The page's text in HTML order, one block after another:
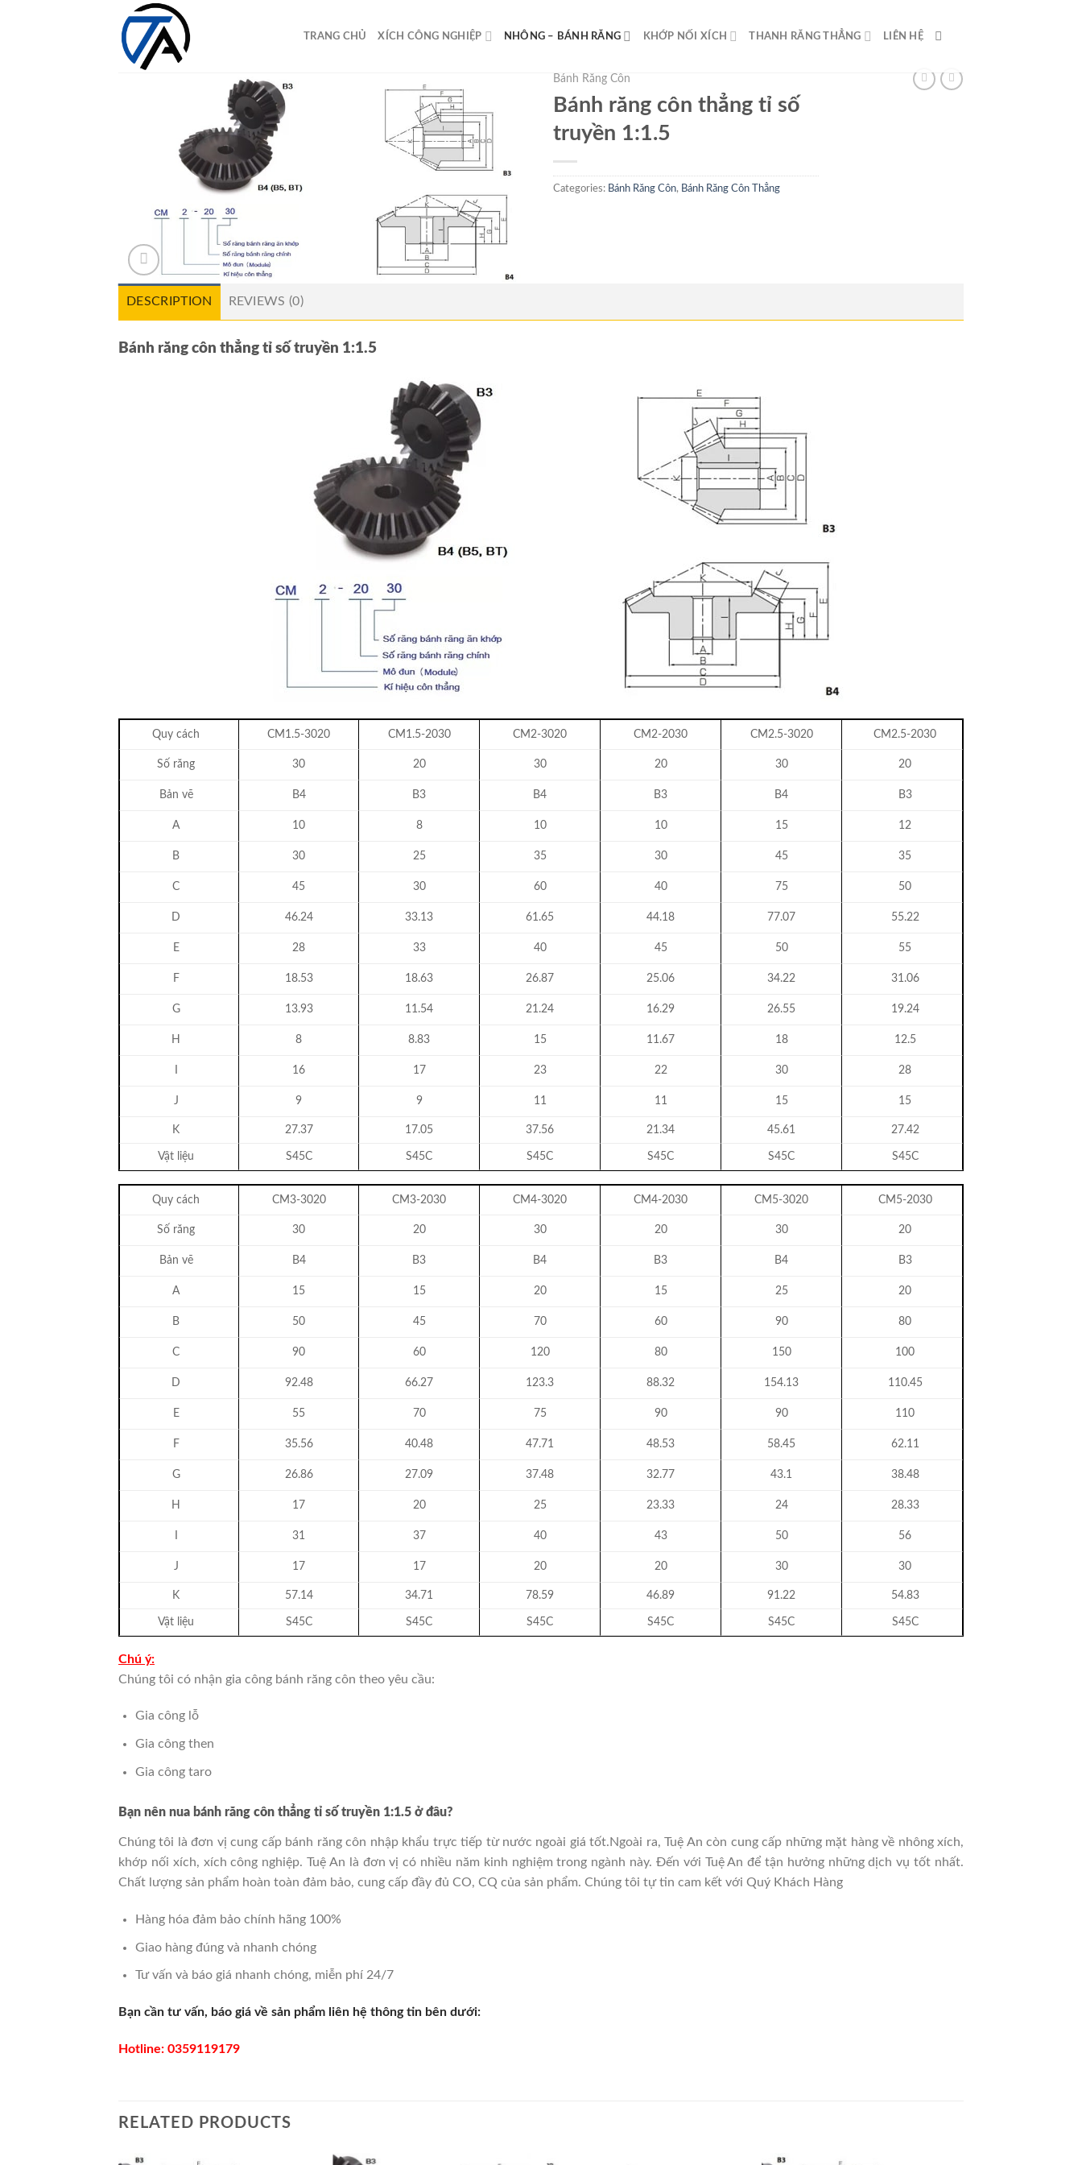
TRANG CHỦ XÍCH CÔNG NGHIỆP NHÔNG – BÁNH RĂNG KHỚP NỐI XÍCH THANH RĂNG THẲNG LIÊN HỆ
Bánh Răng Côn
Bánh răng côn thẳng tỉ số
truyền 1:1.5
Categories: Bánh Răng Côn, Bánh Răng Côn Thẳng
DESCRIPTION REVIEWS (0)
Bánh răng côn thẳng tỉ số truyền 1:1.5
Quy cách CM1.5-3020 CM1.5-2030 CM2-3020 CM2-2030 CM2.5-3020 CM2.5-2030
Số răng 30 20 30 20 30 20
Bản vẽ B4 B3 B4 B3 B4 B3
A 10 8 10 10 15 12
B 30 25 35 30 45 35
C 45 30 60 40 75 50
D 46.24 33.13 61.65 44.18 77.07 55.22
E 28 33 40 45 50 55
F 18.53 18.63 26.87 25.06 34.22 31.06
G 13.93 11.54 21.24 16.29 26.55 19.24
H 8 8.83 15 11.67 18 12.5
16 17 23 22 30 28
J 9 9 11 11 15 15
K 27.37 17.05 37.56 21.34 45.61 27.42
Vật liệu S45C S45C S45C S45C S45C S45C
Quy cách CM3-3020 CM3-2030 CM4-3020 CM4-2030 CM5-3020 CM5-2030
Số răng 30 20 30 20 30 20
Bản vẽ B4 B3 B4 B3 B4 B3
A 15 15 20 15 25 20
B 50 45 70 60 90 80
C 90 60 120 80 150 100
D 92.48 66.27 123.3 88.32 154.13 110.45
E 55 70 75 90 90 110
F 35.56 40.48 47.71 48.53 58.45 62.11
G 26.86 27.09 37.48 32.77 43.1 38.48
H 17 20 25 23.33 24 28.33
31 37 40 43 50 56
J 17 17 20 20 30 30
K 57.14 34.71 78.59 46.89 91.22 54.83
Vật liệu S45C S45C S45C S45C S45C S45C
Chú ý:
Chúng tôi có nhận gia công bánh răng côn theo yêu cầu:
Gia công lỗ
Gia công then
Gia công taro
Bạn nên nua bánh răng côn thẳng tỉ số truyền 1:1.5 ở đâu?
Chúng tôi là đơn vị cung cấp bánh răng côn nhập khẩu trực tiếp từ nước ngoài giá tốt.Ngoài ra, Tuệ An còn cung cấp những mặt hàng về nhông xích,
khớp nối xích, xích công nghiệp. Tuệ An là đơn vị có nhiều năm kinh nghiệm trong ngành này. Đến với Tuệ An để tận hưởng những dịch vụ tốt nhất.
Chất lượng sản phẩm hoàn toàn đảm bảo, cung cấp đầy đủ CO, CQ của sản phẩm. Chúng tôi tự tin cam kết với Quý Khách Hàng
Hàng hóa đảm bảo chính hãng 100%
Giao hàng đúng và nhanh chóng
Tư vấn và báo giá nhanh chóng, miễn phí 24/7
Bạn cần tư vấn, báo giá về sản phẩm liên hệ thông tin bên dưới:
Hotline: 0359119179
RELATED PRODUCTS